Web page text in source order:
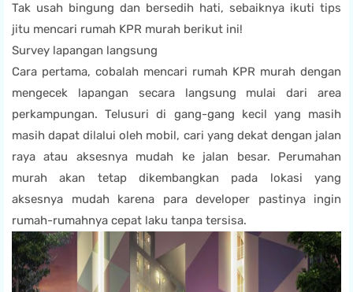
Tak usah bingung dan bersedih hati, sebaiknya ikuti tips
jitu mencari rumah KPR murah berikut ini!
Survey lapangan langsung
Cara pertama, cobalah mencari rumah KPR murah dengan
mengecek lapangan secara langsung mulai dari area
perkampungan. Telusuri di gang-gang kecil yang masih
masih dapat dilalui oleh mobil, cari yang dekat dengan jalan
raya atau aksesnya mudah ke jalan besar. Perumahan
murah akan tetap dikembangkan pada lokasi yang
aksesnya mudah karena para developer pastinya ingin
rumah-rumahnya cepat laku tanpa tersisa.